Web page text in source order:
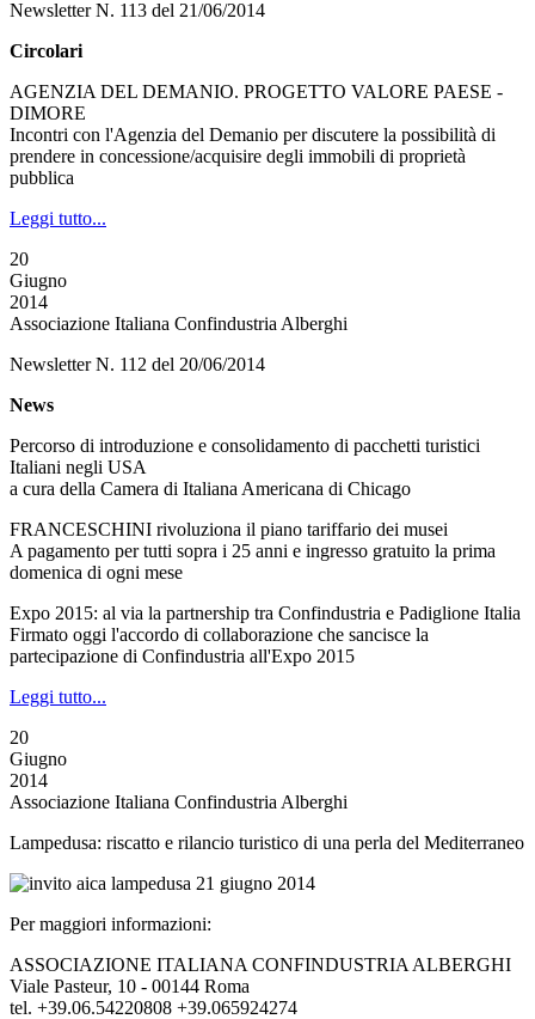
Newsletter N. 113 del 21/06/2014
Circolari
AGENZIA DEL DEMANIO. PROGETTO VALORE PAESE -
DIMORE
Incontri con l'Agenzia del Demanio per discutere la possibilità di
prendere in concessione/acquisire degli immobili di proprietà
pubblica
Leggi tutto...
20
Giugno
2014
Associazione Italiana Confindustria Alberghi
Newsletter N. 112 del 20/06/2014
News
Percorso di introduzione e consolidamento di pacchetti turistici
Italiani negli USA
a cura della Camera di Italiana Americana di Chicago
FRANCESCHINI rivoluziona il piano tariffario dei musei
A pagamento per tutti sopra i 25 anni e ingresso gratuito la prima
domenica di ogni mese
Expo 2015: al via la partnership tra Confindustria e Padiglione Italia
Firmato oggi l'accordo di collaborazione che sancisce la
partecipazione di Confindustria all'Expo 2015
Leggi tutto...
20
Giugno
2014
Associazione Italiana Confindustria Alberghi
Lampedusa: riscatto e rilancio turistico di una perla del Mediterraneo
Per maggiori informazioni:
ASSOCIAZIONE ITALIANA CONFINDUSTRIA ALBERGHI
Viale Pasteur, 10 - 00144 Roma
tel. +39.06.54220808 +39.065924274